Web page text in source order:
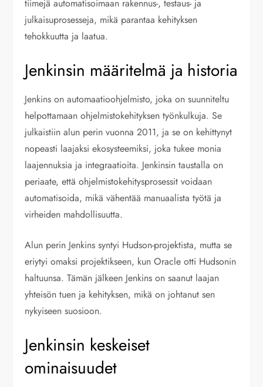
tiimejä automatisoimaan rakennus-, testaus- ja
julkaisuprosesseja, mikä parantaa kehityksen
tehokkuutta ja laatua.
Jenkinsin määritelmä ja historia
Jenkins on automaatioohjelmisto, joka on suunniteltu
helpottamaan ohjelmistokehityksen työnkulkuja. Se
julkaistiin alun perin vuonna 2011, ja se on kehittynyt
nopeasti laajaksi ekosysteemiksi, joka tukee monia
laajennuksia ja integraatioita. Jenkinsin taustalla on
periaate, että ohjelmistokehitysprosessit voidaan
automatisoida, mikä vähentää manuaalista työtä ja
virheiden mahdollisuutta.
Alun perin Jenkins syntyi Hudson-projektista, mutta se
eriytyi omaksi projektikseen, kun Oracle otti Hudsonin
haltuunsa. Tämän jälkeen Jenkins on saanut laajan
yhteisön tuen ja kehityksen, mikä on johtanut sen
nykyiseen suosioon.
Jenkinsin keskeiset
ominaisuudet